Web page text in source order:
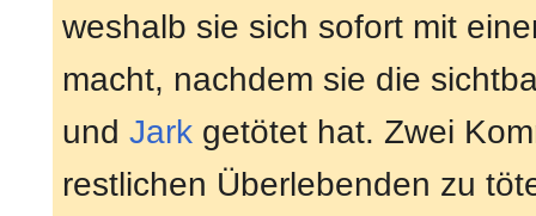
weshalb sie sich sofort mit
macht, nachdem sie die
und Jark getötet hat. Zwei
restlichen Überlebenden zu